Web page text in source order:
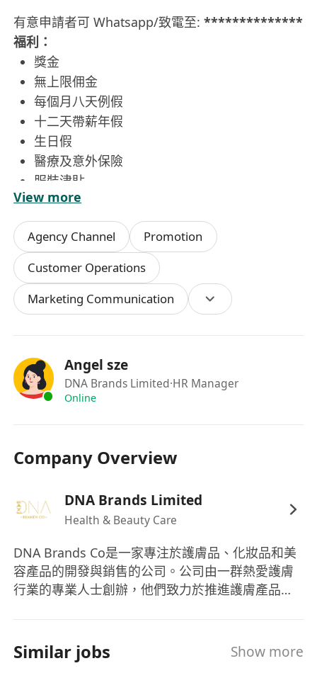
有意申請者可 Whatsapp/致電至:**************
福利：
獎金
無上限佣金
每個月八天例假
十二天帶薪年假
生日假
醫療及意外保險
服裝津貼
公司產品優惠津貼
推薦獎金
晉升機會
工作環境融洽
在職培訓
迎新獎金
主要職責：
以友好和專業的方式為顧客提供個性化的美容諮
詢和產品推薦。
與外籍同事合作工作（必須能以英語溝通）。
與團隊成員協作，以達成個人及門店銷售目標。
協助日常營運工作，如開立發票、療程方案簽
署、收銀交易及庫存管理。
達成銷售目標並為門市商店目標做出貢獻。
資格要求：
具備零售或美容行業的相關經驗者優先。
能夠靈活工作，包括週末和假期。
View more
Agency Channel
Promotion
Customer Operations
Marketing Communication
Angel sze
DNA Brands Limited·HR Manager
Online
Company Overview
DNA Brands Limited
Health & Beauty Care
DNA Brands Co是一家專注於護膚品、化妝品和美
容產品的開發與銷售的公司。公司由一群熱愛護膚
行業的專業人士創辦，他們致力於推進護膚產品和
設計旨在發掘人們的最佳潛力，促進自信和健康的
生活方式。DNA Brands Co的核心價值在於提供高
Similar jobs Show more